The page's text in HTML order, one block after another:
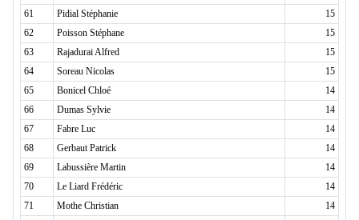
61
Pidial Stéphanie
15
62
Poisson Stéphane
15
63
Rajadurai Alfred
15
64
Soreau Nicolas
15
65
Bonicel Chloé
14
66
Dumas Sylvie
14
67
Fabre Luc
14
68
Gerbaut Patrick
14
69
Labussière Martin
14
70
Le Liard Frédéric
14
71
Mothe Christian
14